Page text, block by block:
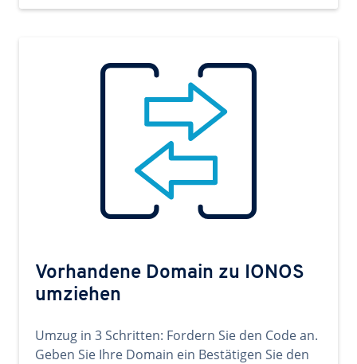
Vorhandene Domain zu IONOS
umziehen
Umzug in 3 Schritten: Fordern Sie den Code an.
Geben Sie Ihre Domain ein Bestätigen Sie den